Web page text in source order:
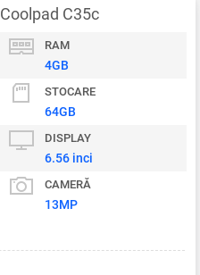
Coolpad C35c
RAM
4GB
STOCARE
64GB
DISPLAY
6.56 inci
CAMERĂ
13MP